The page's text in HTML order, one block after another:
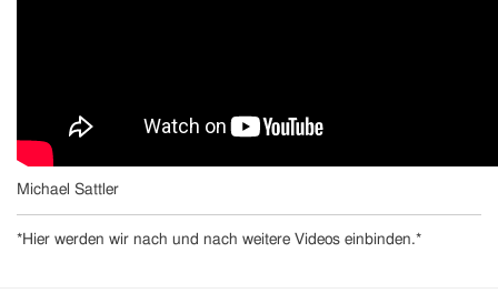
Michael Sattler
*Hier werden wir nach und nach weitere Videos einbinden.*